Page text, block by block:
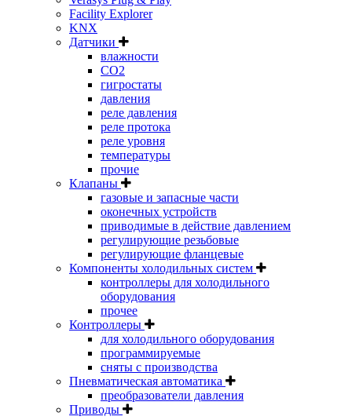
Facility Explorer
KNX
Датчики
влажности
CO2
гигростаты
давления
реле давления
реле протока
реле уровня
температуры
прочие
Клапаны
газовые и запасные части
оконечных устройств
приводимые в действие давлением
регулирующие резьбовые
регулирующие фланцевые
Компоненты холодильных систем
контроллеры для холодильного
оборудования
прочее
Контроллеры
для холодильного оборудования
программируемые
сняты с производства
Пневматическая автоматика
преобразователи давления
Приводы